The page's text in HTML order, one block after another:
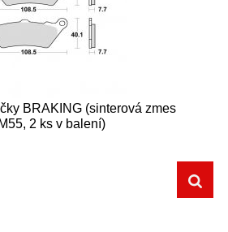
BRAKING (sinterová zmes
2 ks v balení)